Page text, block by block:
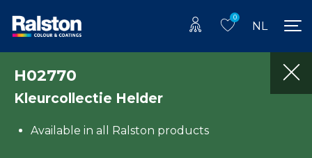
0
NL
H02770
Kleurcollectie Helder
Available in all Ralston products